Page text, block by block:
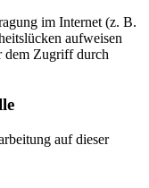
im Internet (z. B.
aufweisen
dem Zugriff durch
auf dieser